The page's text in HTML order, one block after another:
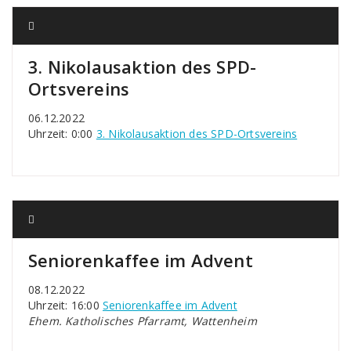
3. Nikolausaktion des SPD-
Ortsvereins
06.12.2022
Uhrzeit: 0:00 3. Nikolausaktion des SPD-Ortsvereins
Seniorenkaffee im Advent
08.12.2022
Uhrzeit: 16:00 Seniorenkaffee im Advent
Ehem. Katholisches Pfarramt, Wattenheim